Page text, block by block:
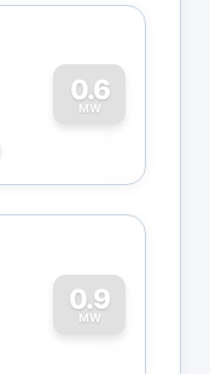
0.6
MW
0
0.9
MW